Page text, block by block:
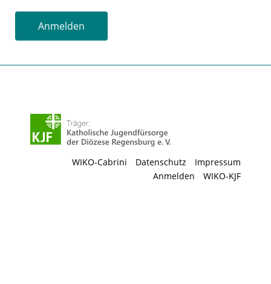
Anmelden
Impressum
Datenschutz
WIKO-Cabrini
WIKO-KJF
Anmelden